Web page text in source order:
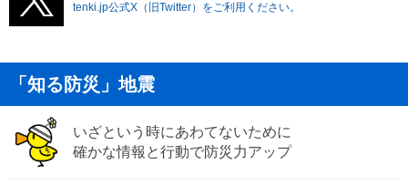
tenki.jp公式X（旧Twitter）をご利用ください。
「知る防災」地震
いざという時にあわてないために
確かな情報と行動で防災力アップ